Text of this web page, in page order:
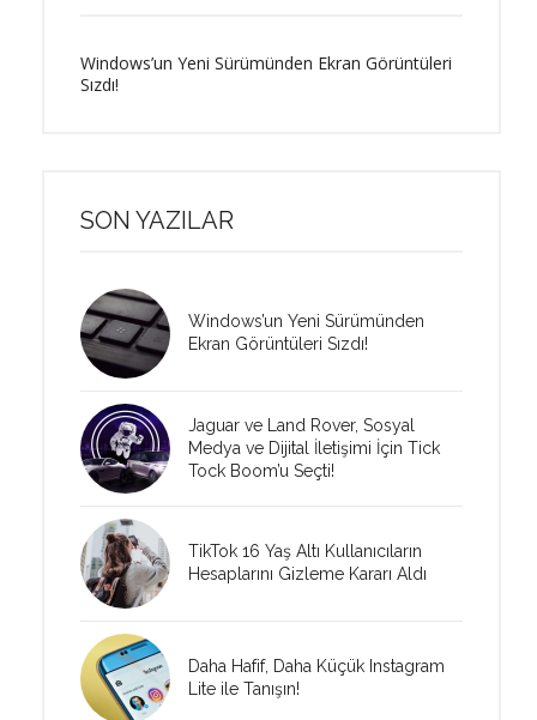
Windows’un Yeni Sürümünden Ekran Görüntüleri
Sızdı!
SON YAZILAR
Windows’un Yeni Sürümünden
Ekran Görüntüleri Sızdı!
Jaguar ve Land Rover, Sosyal
Medya ve Dijital İletişimi İçin Tick
Tock Boom’u Seçti!
TikTok 16 Yaş Altı Kullanıcıların
Hesaplarını Gizleme Kararı Aldı
Daha Hafif, Daha Küçük Instagram
Lite ile Tanışın!